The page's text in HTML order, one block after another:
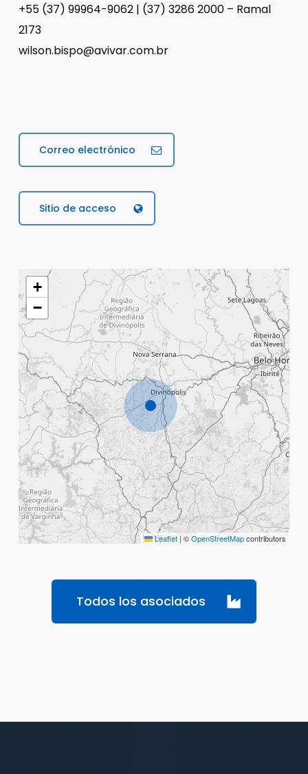
+55 (37) 99964-9062 | (37) 3286 2000 – Ramal
2173
wilson.bispo@avivar.com.br
Correo electrónico
Sitio de acceso
+
−
Leaflet | ©OpenStreetMapcontributors
Todos los asociados